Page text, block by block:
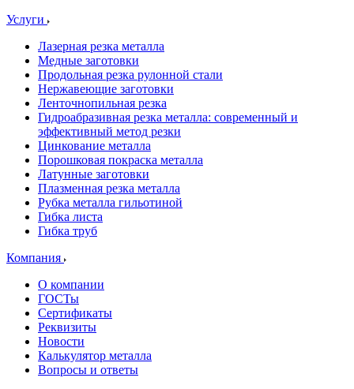
Услуги
Лазерная резка металла
Медные заготовки
Продольная резка рулонной стали
Нержавеющие заготовки
Ленточнопильная резка
Гидроабразивная резка металла: современный и
эффективный метод резки
Цинкование металла
Порошковая покраска металла
Латунные заготовки
Плазменная резка металла
Рубка металла гильотиной
Гибка листа
Гибка труб
Компания
О компании
ГОСТы
Сертификаты
Реквизиты
Новости
Калькулятор металла
Вопросы и ответы